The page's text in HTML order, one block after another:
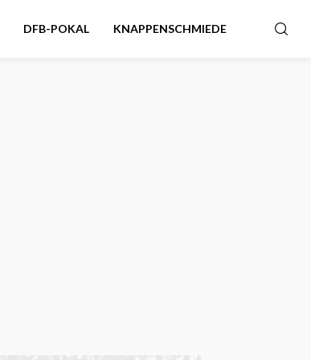
DFB-POKAL KNAPPENSCHMIEDE